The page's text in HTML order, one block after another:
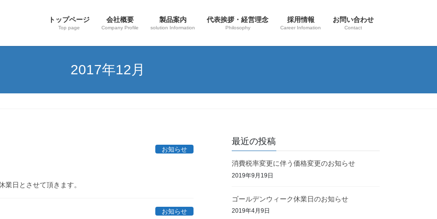
トップページ
Top page
会社概要
Company Profile
製品案内
solution Information
代表挨拶・経営理念
Philosophy
採用情報
Career Infomation
お問い合わせ
Contact
2017年12月
お知らせ
日とさせて頂きます。
お知らせ
最近の投稿
消費税率変更に伴う価格変更のお知らせ
2019年9月19日
ゴールデンウィーク休業日のお知らせ
2019年4月9日